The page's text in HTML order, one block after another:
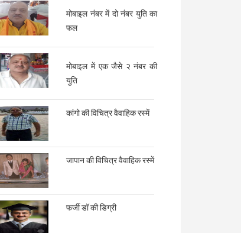
मोबाइल नंबर में दो नंबर युति का
फल
मोबाइल में एक जैसे २ नंबर की
युति
कांगो की विचित्र वैवाहिक रस्में
जापान की विचित्र वैवाहिक रस्में
फर्जी डॉ की डिग्री